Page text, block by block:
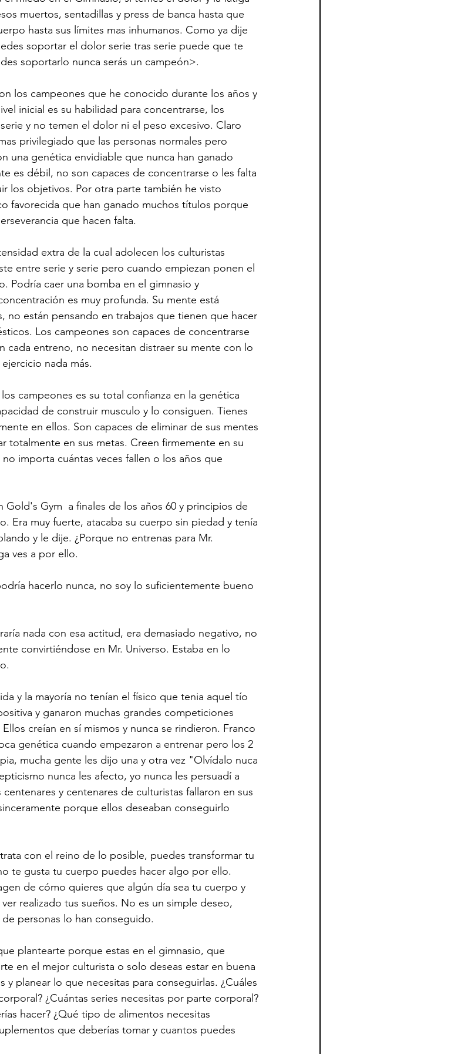
muertos, sentadillas y press de banca hasta que
hasta sus límites mas inhumanos. Como ya dije
soportar el dolor serie tras serie puede que te
soportarlo nunca serás un campeón>.
los campeones que he conocido durante los años y
inicial es su habilidad para concentrarse, los
y no temen el dolor ni el peso excesivo. Claro
privilegiado que las personas normales pero
una genética envidiable que nunca han ganado
es débil, no son capaces de concentrarse o les falta
los objetivos. Por otra parte también he visto
favorecida que han ganado muchos títulos porque
que hacen falta.
extra de la cual adolecen los culturistas
entre serie y serie pero cuando empiezan ponen el
Podría caer una bomba en el gimnasio y
es muy profunda. Su mente está
no están pensando en trabajos que tienen que hacer
Los campeones son capaces de concentrarse
cada entreno, no necesitan distraer su mente con lo
nada más.
campeones es su total confianza en la genética
de construir musculo y lo consiguen. Tienes
en ellos. Son capaces de eliminar de sus mentes
totalmente en sus metas. Creen firmemente en su
importa cuántas veces fallen o los años que
Gym  a finales de los años 60 y principios de
Era muy fuerte, atacaba su cuerpo sin piedad y tenía
y le dije. ¿Porque no entrenas para Mr.
ves a por ello.
hacerlo nunca, no soy lo suficientemente bueno
nada con esa actitud, era demasiado negativo, no
convirtiéndose en Mr. Universo. Estaba en lo
y la mayoría no tenían el físico que tenia aquel tío
y ganaron muchas grandes competiciones
creían en sí mismos y nunca se rindieron. Franco
genética cuando empezaron a entrenar pero los 2
mucha gente les dijo una y otra vez "Olvídalo nuca
nunca les afecto, yo nunca les persuadí a
y centenares de culturistas fallaron en sus
porque ellos deseaban conseguirlo
con el reino de lo posible, puedes transformar tu
te gusta tu cuerpo puedes hacer algo por ello.
de cómo quieres que algún día sea tu cuerpo y
realizado tus sueños. No es un simple deseo,
personas lo han conseguido.
plantearte porque estas en el gimnasio, que
en el mejor culturista o solo deseas estar en buena
y planear lo que necesitas para conseguirlas. ¿Cuáles
¿Cuántas series necesitas por parte corporal?
hacer? ¿Qué tipo de alimentos necesitas
que deberías tomar y cuantos puedes